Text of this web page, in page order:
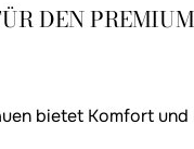
DEN
bietet Komfort